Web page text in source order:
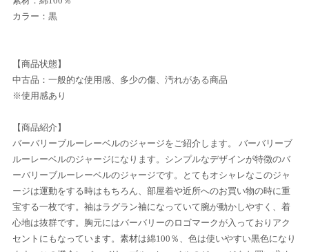
カラー：黒
【商品状態】
中古品：一般的な使用感、多少の傷、汚れがある商品
※使用感あり
【商品紹介】
バーバリーブルーレーベルのジャージをご紹介します。 バーバリーブ
ルーレーベルのジャージになります。シンプルなデザインが特徴のバ
ーバリーブルーレーベルのジャージです。とてもオシャレなこのジャ
ージは運動をする時はもちろん、部屋着や近所へのお買い物の時に重
宝する一枚です。袖はラグラン袖になっていて腕が動かしやすく、着
心地は抜群です。胸元にはバーバリーのロゴマークが入っておりアク
セントにもなっています。素材は綿100％、色は使いやすい黒色になり